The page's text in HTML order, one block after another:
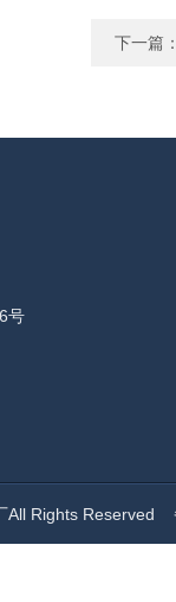
下一篇
号
All Rights Reserved